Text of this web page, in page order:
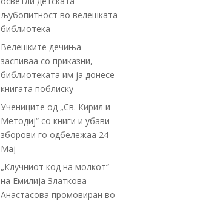
љубопитност во велешката
библиотека
Велешките дечиња
заспиваа со приказни,
библиотеката им ја донесе
книгата поблиску
Учениците од „Св. Кирил и
Методиј“ со книги и убави
зборови го одбележаа 24
Мај
„Клучниот код на молкот“
на Емилија Златкова
Анастасова промовиран во